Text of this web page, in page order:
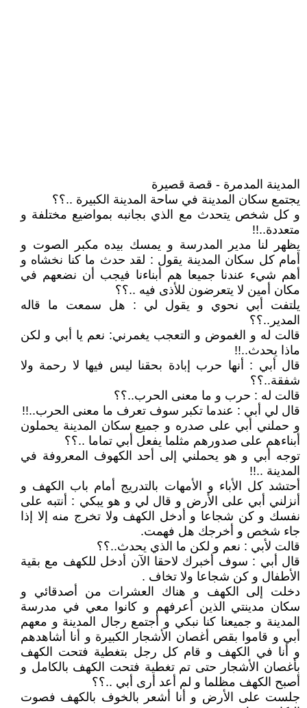
المدينة المدمرة - قصة قصيرة
يجتمع سكان المدينة في ساحة المدينة الكبيرة ..؟؟
و كل شخص يتحدث مع الذي بجانبه بمواضيع مختلفة و
متعددة..!!
يظهر لنا مدير المدرسة و يمسك بيده مكبر الصوت و
أمام كل سكان المدينة يقول : لقد حدث ما كنا نخشاه و
أهم شيء عندنا جميعا هم أبناءنا فيجب أن نضعهم في
مكان أمين لا يتعرضون للأذى فيه ..؟؟
يلتفت أبي نحوي و يقول لي : هل سمعت ما قاله
المدير..؟؟
قالت له و الغموض و التعجب يغمرني: نعم يا أبي و لكن
ماذا يحدث..!!
قال أبي : أنها حرب إبادة بحقنا ليس فيها لا رحمة ولا
شفقة..؟؟
قالت له : حرب و ما معنى الحرب..؟؟
قال لي أبي : عندما تكبر سوف تعرف ما معنى الحرب..!!
و حملني أبي على صدره و جميع سكان المدينة يحملون
أبناءهم على صدورهم مثلما يفعل أبي تماما ..؟؟
توجه أبي و هو يحملني إلى أحد الكهوف المعروفة في
المدينة ..!!
أحتشد كل الأباء و الأمهات بالتدريج أمام باب الكهف و
أنزلني أبي على الأرض و قال لي و هو يبكي : أنتبه على
نفسك و كن شجاعا و أدخل الكهف ولا تخرج منه إلا إذا
جاء شخص و أخرجك هل فهمت.
قالت لأبي : نعم و لكن ما الذي يحدث..؟؟
قال أبي : سوف أخبرك لاحقا الآن أدخل للكهف مع بقية
الأطفال و كن شجاعا ولا تخاف .
دخلت إلى الكهف و هناك العشرات من أصدقائي و
سكان مدينتي الذين أعرفهم و كانوا معي في مدرسة
المدينة و جميعنا كنا نبكي و أجتمع رجال المدينة و معهم
أبي و قاموا بقص أغصان الأشجار الكبيرة و أنا أشاهدهم
و أنا في الكهف و قام كل رجل بتغطية فتحت الكهف
بأغصان الأشجار حتى تم تغطية فتحت الكهف بالكامل و
أصبح الكهف مظلما و لم أعد أرى أبي ..؟؟
جلست على الأرض و أنا أشعر بالخوف بالكهف فصوت